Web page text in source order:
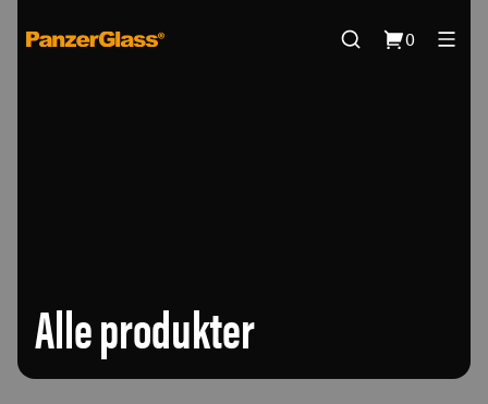
0
Alle produkter